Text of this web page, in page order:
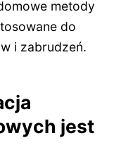
metody
do
i zabrudzeń.
jest